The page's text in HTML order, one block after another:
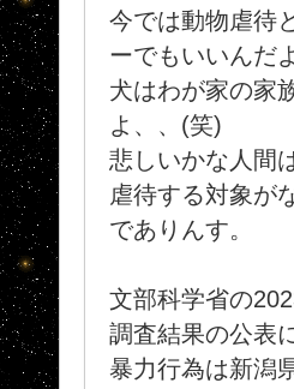
今では動物虐待
ーでもいいんだ
犬はわが家の家
よ、、(笑)
悲しいかな人間
虐待する対象が
でありんす。
↓
文部科学省の
調査結果の公表
暴力行為は新潟